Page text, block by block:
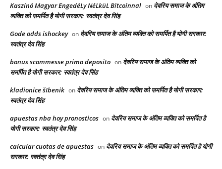
Kaszinó Magyar EngedéLy NéLküL Bitcoinnal on देवरिय समाज के अंतिम
व्यक्ति को समर्पित है योगी सरकार: स्वतंत्र देव सिंह
Gode odds ishockey on देवरिय समाज के अंतिम व्यक्ति को समर्पित है योगी सरकार:
स्वतंत्र देव सिंह
bonus scommesse primo deposito on देवरिय समाज के अंतिम व्यक्ति को
समर्पित है योगी सरकार: स्वतंत्र देव सिंह
kladionice šIbenik on देवरिय समाज के अंतिम व्यक्ति को समर्पित है योगी सरकार:
स्वतंत्र देव सिंह
apuestas nba hoy pronosticos on देवरिय समाज के अंतिम व्यक्ति को समर्पित है
योगी सरकार: स्वतंत्र देव सिंह
calcular cuotas de apuestas on देवरिय समाज के अंतिम व्यक्ति को समर्पित है योगी
सरकार: स्वतंत्र देव सिंह